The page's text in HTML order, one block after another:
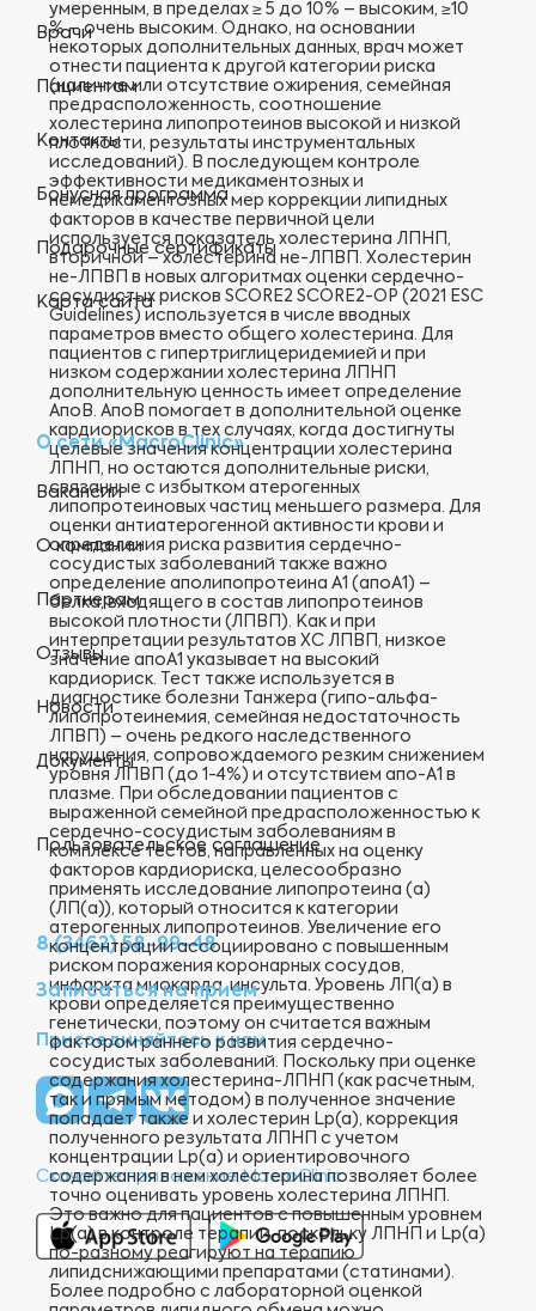
умеренным, в пределах ≥ 5 до 10% – высоким, ≥10
% – очень высоким. Однако, на основании
некоторых дополнительных данных, врач может
отнести пациента к другой категории риска
(наличие или отсутствие ожирения, семейная
предрасположенность, соотношение
холестерина липопротеинов высокой и низкой
плотности, результаты инструментальных
исследований). В последующем контроле
эффективности медикаментозных и
немедикаментозных мер коррекции липидных
факторов в качестве первичной цели
используется показатель холестерина ЛПНП,
вторичной – холестерина не-ЛПВП. Холестерин
не-ЛПВП в новых алгоритмах оценки сердечно-
сосудистых рисков SCORE2 SCORE2-OP (2021 ESC
Guidelines) используется в числе вводных
параметров вместо общего холестерина. Для
пациентов с гипертриглицеридемией и при
низком содержании холестерина ЛПНП
дополнительную ценность имеет определение
АпоВ. АпоВ помогает в дополнительной оценке
кардиорисков в тех случаях, когда достигнуты
целевые значения концентрации холестерина
ЛПНП, но остаются дополнительные риски,
связанные с избытком атерогенных
липопротеиновых частиц меньшего размера. Для
оценки антиатерогенной активности крови и
определения риска развития сердечно-
сосудистых заболеваний также важно
определение аполипопротеина А1 (апоА1) –
белка, входящего в состав липопротеинов
высокой плотности (ЛПВП). Как и при
интерпретации результатов ХС ЛПВП, низкое
значение апоА1 указывает на высокий
кардиориск. Тест также используется в
диагностике болезни Танжера (гипо-альфа-
липопротеинемия, семейная недостаточность
ЛПВП) – очень редкого наследственного
нарушения, сопровождаемого резким снижением
уровня ЛПВП (до 1-4%) и отсутствием апо-А1 в
плазме. При обследовании пациентов с
выраженной семейной предрасположенностью к
сердечно-сосудистым заболеваниям в
комплексе тестов, направленных на оценку
факторов кардиориска, целесообразно
применять исследование липопротеина (а)
(ЛП(а)), который относится к категории
атерогенных липопротеинов. Увеличение его
концентрации ассоциировано с повышенным
риском поражения коронарных сосудов,
инфаркта миокарда, инсульта. Уровень ЛП(а) в
крови определяется преимущественно
генетически, поэтому он считается важным
фактором раннего развития сердечно-
сосудистых заболеваний. Поскольку при оценке
содержания холестерина-ЛПНП (как расчетным,
так и прямым методом) в полученное значение
попадает также и холестерин Lp(a), коррекция
полученного результата ЛПНП с учетом
концентрации Lp(а) и ориентировочного
содержания в нем холестерина позволяет более
точно оценивать уровень холестерина ЛПНП.
Это важно для пациентов с повышенным уровнем
Lp(a) в контроле терапии, поскольку ЛПНП и Lp(a)
по-разному реагируют на терапию
липидснижающими препаратами (статинами).
Более подробно с лабораторной оценкой
Врачи
Пациентам
Контакты
Бонусная программа
Подарочные сертификаты
Карта сайта
О сети «MacroClinic»
Вакансии
О компании
Партнерам
Отзывы
Новости
Документы
Пользовательское соглашение
8 (3462) 58-99-48
Записаться на прием
Присоединяйтесь к нам
Скачайте приложение MacroClinic